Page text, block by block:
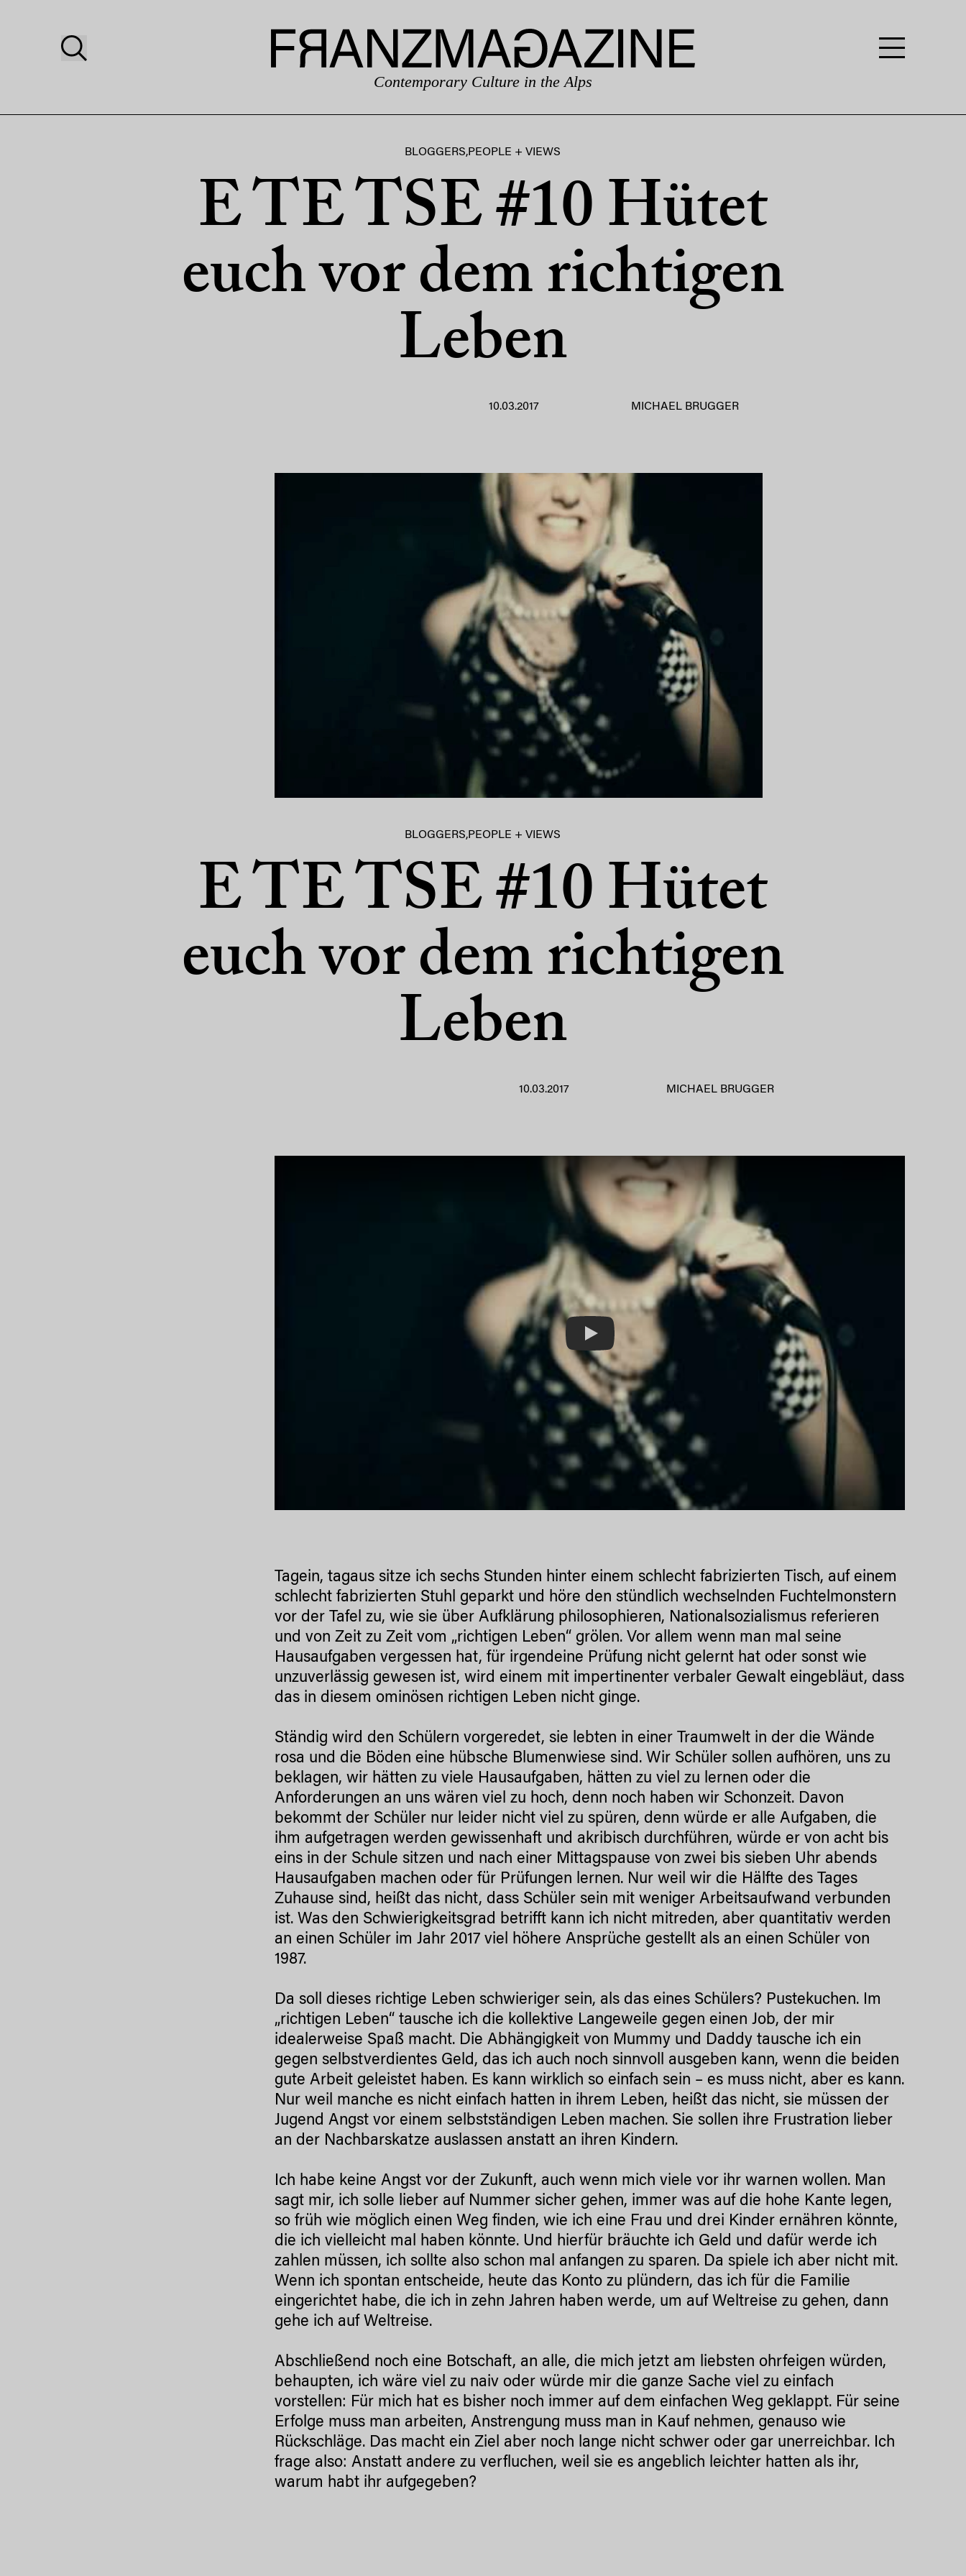
Contemporary Culture in the Alps
BLOGGERS,PEOPLE + VIEWS
E TE TSE #10 Hütet
euch vor dem richtigen
Leben
10.03.2017 MICHAEL BRUGGER
BLOGGERS,PEOPLE + VIEWS
E TE TSE #10 Hütet
euch vor dem richtigen
Leben
10.03.2017 MICHAEL BRUGGER
Play
Tagein, tagaus sitze ich sechs Stunden hinter einem schlecht fabrizierten Tisch, auf einem
schlecht fabrizierten Stuhl geparkt und höre den stündlich wechselnden Fuchtelmonstern
vor der Tafel zu, wie sie über Aufklärung philosophieren, Nationalsozialismus referieren
und von Zeit zu Zeit vom „richtigen Leben“ grölen. Vor allem wenn man mal seine
Hausaufgaben vergessen hat, für irgendeine Prüfung nicht gelernt hat oder sonst wie
unzuverlässig gewesen ist, wird einem mit impertinenter verbaler Gewalt eingebläut, dass
das in diesem ominösen richtigen Leben nicht ginge.
Ständig wird den Schülern vorgeredet, sie lebten in einer Traumwelt in der die Wände
rosa und die Böden eine hübsche Blumenwiese sind. Wir Schüler sollen aufhören, uns zu
beklagen, wir hätten zu viele Hausaufgaben, hätten zu viel zu lernen oder die
Anforderungen an uns wären viel zu hoch, denn noch haben wir Schonzeit. Davon
bekommt der Schüler nur leider nicht viel zu spüren, denn würde er alle Aufgaben, die
ihm aufgetragen werden gewissenhaft und akribisch durchführen, würde er von acht bis
eins in der Schule sitzen und nach einer Mittagspause von zwei bis sieben Uhr abends
Hausaufgaben machen oder für Prüfungen lernen. Nur weil wir die Hälfte des Tages
Zuhause sind, heißt das nicht, dass Schüler sein mit weniger Arbeitsaufwand verbunden
ist. Was den Schwierigkeitsgrad betrifft kann ich nicht mitreden, aber quantitativ werden
an einen Schüler im Jahr 2017 viel höhere Ansprüche gestellt als an einen Schüler von
1987.
Da soll dieses richtige Leben schwieriger sein, als das eines Schülers? Pustekuchen. Im
„richtigen Leben“ tausche ich die kollektive Langeweile gegen einen Job, der mir
idealerweise Spaß macht. Die Abhängigkeit von Mummy und Daddy tausche ich ein
gegen selbstverdientes Geld, das ich auch noch sinnvoll ausgeben kann, wenn die beiden
gute Arbeit geleistet haben. Es kann wirklich so einfach sein – es muss nicht, aber es kann.
Nur weil manche es nicht einfach hatten in ihrem Leben, heißt das nicht, sie müssen der
Jugend Angst vor einem selbstständigen Leben machen. Sie sollen ihre Frustration lieber
an der Nachbarskatze auslassen anstatt an ihren Kindern.
Ich habe keine Angst vor der Zukunft, auch wenn mich viele vor ihr warnen wollen. Man
sagt mir, ich solle lieber auf Nummer sicher gehen, immer was auf die hohe Kante legen,
so früh wie möglich einen Weg finden, wie ich eine Frau und drei Kinder ernähren könnte,
die ich vielleicht mal haben könnte. Und hierfür bräuchte ich Geld und dafür werde ich
zahlen müssen, ich sollte also schon mal anfangen zu sparen. Da spiele ich aber nicht mit.
Wenn ich spontan entscheide, heute das Konto zu plündern, das ich für die Familie
eingerichtet habe, die ich in zehn Jahren haben werde, um auf Weltreise zu gehen, dann
gehe ich auf Weltreise.
Abschließend noch eine Botschaft, an alle, die mich jetzt am liebsten ohrfeigen würden,
behaupten, ich wäre viel zu naiv oder würde mir die ganze Sache viel zu einfach
vorstellen: Für mich hat es bisher noch immer auf dem einfachen Weg geklappt. Für seine
Erfolge muss man arbeiten, Anstrengung muss man in Kauf nehmen, genauso wie
Rückschläge. Das macht ein Ziel aber noch lange nicht schwer oder gar unerreichbar. Ich
frage also: Anstatt andere zu verfluchen, weil sie es angeblich leichter hatten als ihr,
warum habt ihr aufgegeben?